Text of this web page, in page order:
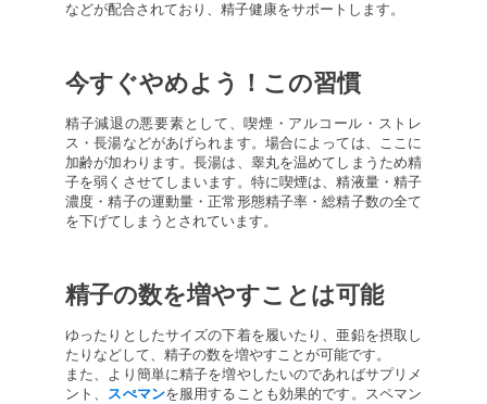
などが配合されており、精子健康をサポートします。
今すぐやめよう！この習慣
精子減退の悪要素として、喫煙・アルコール・ストレ
ス・長湯などがあげられます。場合によっては、ここに
加齢が加わります。長湯は、睾丸を温めてしまうため精
子を弱くさせてしまいます。特に喫煙は、精液量・精子
濃度・精子の運動量・正常形態精子率・総精子数の全て
を下げてしまうとされています。
精子の数を増やすことは可能
ゆったりとしたサイズの下着を履いたり、亜鉛を摂取し
たりなどして、精子の数を増やすことが可能です。
また、より簡単に精子を増やしたいのであればサプリメ
ント、 スぺマンを服用することも効果的です。スペマン